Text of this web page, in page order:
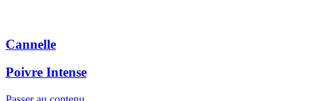
Cannelle
Poivre Intense